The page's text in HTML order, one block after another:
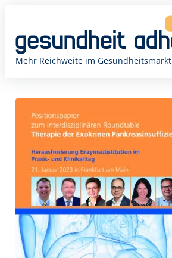
springen
Mehr Reichweite im Gesundheitsmarkt